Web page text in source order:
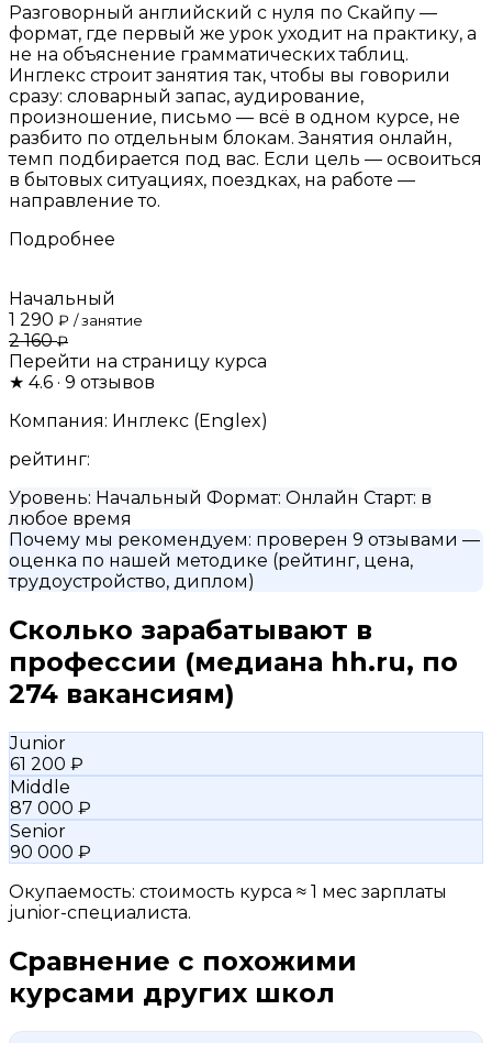
Разговорный английский с нуля по Скайпу —
формат, где первый же урок уходит на практику, а
не на объяснение грамматических таблиц.
Инглекс строит занятия так, чтобы вы говорили
сразу: словарный запас, аудирование,
произношение, письмо — всё в одном курсе, не
разбито по отдельным блокам. Занятия онлайн,
темп подбирается под вас. Если цель — освоиться
в бытовых ситуациях, поездках, на работе —
направление то.
Подробнее
Начальный
1 290 ₽ / занятие
2 160₽
Перейти на страницу курса
★ 4.6 · 9 отзывов
Компания: Инглекс (Englex)
рейтинг:
Уровень: Начальный Формат: Онлайн Старт: в
любое время
Почему мы рекомендуем: проверен 9 отзывами —
оценка по нашей методике (рейтинг, цена,
трудоустройство, диплом)
Сколько зарабатывают в
профессии (медиана hh.ru, по
274 вакансиям)
Junior
61 200 ₽
Middle
87 000 ₽
Senior
90 000 ₽
Окупаемость: стоимость курса ≈ 1 мес зарплаты
junior-специалиста.
Сравнение с похожими
курсами других школ